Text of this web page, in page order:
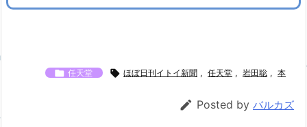
 任天堂  ほぼ日刊イトイ新聞 , 任天堂 , 岩田聡 , 本
 Posted by バルカズ